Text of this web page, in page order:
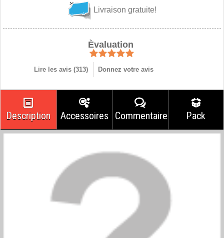
Livraison gratuite!
Èvaluation
Lire les avis (313) Donnez votre avis
Description Accessoires Commentaires Pack